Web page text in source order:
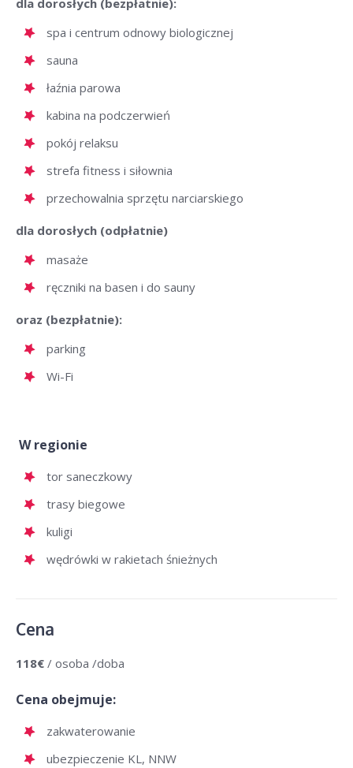
dla dorosłych (bezpłatnie):
spa i centrum odnowy biologicznej
sauna
łaźnia parowa
kabina na podczerwień
pokój relaksu
strefa fitness i siłownia
przechowalnia sprzętu narciarskiego
dla dorosłych (odpłatnie)
masaże
ręczniki na basen i do sauny
oraz (bezpłatnie):
parking
Wi-Fi
W regionie
tor saneczkowy
trasy biegowe
kuligi
wędrówki w rakietach śnieżnych
Cena
118€ / osoba /doba
Cena obejmuje:
zakwaterowanie
ubezpieczenie KL, NNW